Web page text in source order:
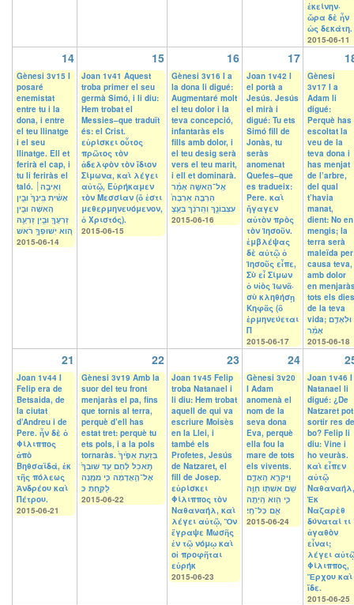
ἐκείνην·
ὥρα δὲ ἦν
ὡς δεκάτη.
2015-06-11
14 15 16 17
Gènesi 3v15 I
posaré
enemistat
entre tu i la
dona, i entre
el teu llinatge
i el seu
llinatge. Ell et
ferirà el cap, i
tu li feriràs el
taló. וְאֵיבָ֣ה׀
אָשִׁ֗ית בֵּֽינְךָ֙ וּבֵ֣ין
הָֽאִשָּׁ֔ה וּבֵ֥ין
זַרְעֲךָ֖ וּבֵ֣ין זַרְעָ֑הּ
ה֚וּא יְשׁוּפְךָ֣ רֹ֔אשׁ
2015-06-14
Joan 1v41 Aquest
troba primer el seu
germà Simó, i li diu:
Hem trobat el
Messies–que traduït
és: el Crist.
εὑρίσκει οὗτος
πρῶτος τὸν
ἀδελφὸν τὸν ἴδιον
Σίμωνα, καὶ λέγει
αὐτῷ, Εὑρήκαμεν
τὸν Μεσσίαν (ὅ ἐστι
μεθερμηνευόμενον,
ὁ Χριστός).
2015-06-15
Gènesi 3v16 I a
la dona li digué:
Augmentaré molt
el teu dolor i la
teva concepció,
infantaràs els
fills amb dolor, i
el teu desig serà
vers el teu marit,
i ell et dominarà.
אֶֽל־הָאִשָּׁ֣ה אָמַ֗ר
הַרְבָּ֤ה אַרְבֶּה֙
עִצְּבוֹנֵ֣ךְ וְהֵֽרֹנֵ֔ךְ בְּעֶ֖צֶ
2015-06-16
Joan 1v42 I
el portà a
Jesús. Jesús
el mirà i
digué: Tu ets
Simó fill de
Jonàs, tu
seràs
anomenat
Quefes–que
es tradueix:
Pere. καὶ
ἤγαγεν
αὐτὸν πρὸς
τὸν Ἰησοῦν.
ἐμβλέψας
δὲ αὐτῷ ὁ
Ἰησοῦς εἶπε,
Σὺ εἶ Σίμων
ὁ υἱὸς Ἰωνᾶ·
σὺ κληθήσῃ
Κηφᾶς (ὃ
ἑρμηνεύεται
Π
2015-06-17
Gènesi
3v17 I a
Adam li
digué:
Perquè has
escoltat la
veu de la
teva dona i
has menjat
de l’arbre,
del qual
t’havia
manat,
dient: No en
mengis; la
terra serà
maleïda per
causa teva,
amb dolor
en
tots els dies
de la teva
vida; וּלְאָדָ֣ם
אָמַ֗ר
2015-06-18
21 22 23 24
Joan 1v44 I
Felip era de
Betsaida, de
la ciutat
d’Andreu i de
Pere. ἦν δὲ ὁ
Φίλιππος
ἀπὸ
Βηθσαϊδά, ἐκ
τῆς πόλεως
Ἀνδρέου καὶ
Πέτρου.
2015-06-21
Gènesi 3v19 Amb la
suor del teu front
menjaràs el pa, fins
que tornis al terra,
perquè d’ell has
estat tret: perquè tu
ets pols, i a la pols
tornaràs. בְּזֵעַ֤ת אַפֶּ֙יךָ֙
תֹּ֣אכַל לֶ֔חֶם עַ֤ד שֽׁוּבְךָ֙
אֶל־הָ֣אֲדָמָ֔ה כִּ֥י מִמֶּ֖נָּה
לֻקָּ֑חְתָּ כּ
2015-06-22
Joan 1v45 Felip
troba Natanael i
li diu: Hem trobat
aquell de qui va
escriure Moisès
en la Llei, i
també els
Profetes, Jesús
de Natzaret, el
fill de Josep.
εὑρίσκει
Φίλιππος τὸν
Ναθαναήλ, καὶ
λέγει αὐτῷ, Ὃν
ἔγραψε Μωσῆς
ἐν τῷ νόμῳ καὶ
οἱ προφῆται
εὑρήκ
2015-06-23
Gènesi 3v20
I Adam
anomenà el
nom de la
seva dona
Eva, perquè
ella fou la
mare de tots
els vivents.
וַיִּקְרָ֧א הָֽאָדָ֛ם
שֵׁ֥ם אִשְׁתּ֖וֹ חַוָּ֑ה
כִּ֛י הִ֥וא הָֽיְתָ֖ה
אֵ֥ם כָּל־חָֽי׃
2015-06-24
Joan 1v46 I
Natanael li
digué: ¿De
Natzaret pot
sortir res de
bo? Felip li
diu: Vine i
ho veuràs.
καὶ εἶπεν
αὐτῷ
Ναθαναήλ,
Ἐκ
Ναζαρὲθ
δύναταί τι
ἀγαθὸν
εἶναι;
λέγει
Φίλιππος,
Ἔρχου καὶ
ἴδε.
2015-06-25